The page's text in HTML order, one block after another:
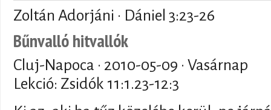
Zoltán Adorjáni · Dániel 3:23-26
Bűnvalló hitvallók
Cluj-Napoca · 2010-05-09 · Vasárnap
Lekció: Zsidók 11:1.23-12:3